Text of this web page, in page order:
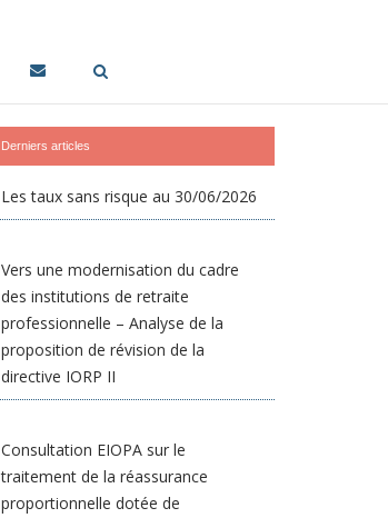
Derniers articles
Les taux sans risque au 30/06/2026
Vers une modernisation du cadre
des institutions de retraite
professionnelle – Analyse de la
proposition de révision de la
directive IORP II
Consultation EIOPA sur le
traitement de la réassurance
proportionnelle dotée de